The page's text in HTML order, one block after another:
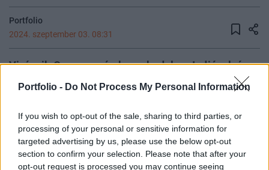
Portfolio - Do Not Process My Personal Information
If you wish to opt-out of the sale, sharing to third parties, or
processing of your personal or sensitive information for
targeted advertising by us, please use the below opt-out
section to confirm your selection. Please note that after your
opt-out request is processed you may continue seeing
Portfolio
2024. szeptember 03. 08:31
Virágzik Oroszország kereskedelme Indiával, és a
kétoldalú fizetési tranzakciók zökkenőmentesen
orosz pénzintézet, a Sberbank vezérigazgató-
helyettese a Reutersnek. A bank kezeli az Indiába
irányuló orosz export akár 70%-ának a fizetési
tranzakcióit.